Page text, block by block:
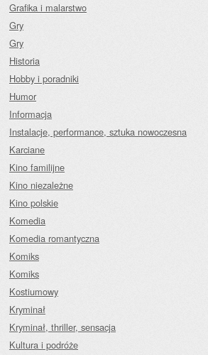
Grafika i malarstwo
Gry
Gry
Historia
Hobby i poradniki
Humor
Informacja
Instalacje, performance, sztuka nowoczesna
Karciane
Kino familijne
Kino niezależne
Kino polskie
Komedia
Komedia romantyczna
Komiks
Komiks
Kostiumowy
Kryminał
Kryminał, thriller, sensacja
Kultura i podróże